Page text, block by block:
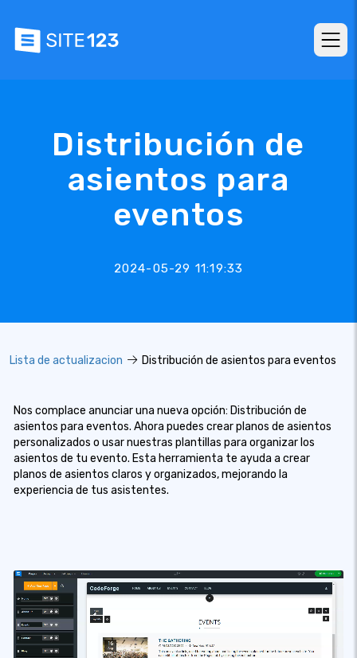
Distribución de
asientos para
eventos
2024-05-29 11:19:33
Lista de actualizacion Distribución de asientos para eventos
Nos complace anunciar una nueva opción: Distribución de
asientos para eventos. Ahora puedes crear planos de asientos
personalizados o usar nuestras plantillas para organizar los
asientos de tu evento. Esta herramienta te ayuda a crear
planos de asientos claros y organizados, mejorando la
experiencia de tus asistentes.